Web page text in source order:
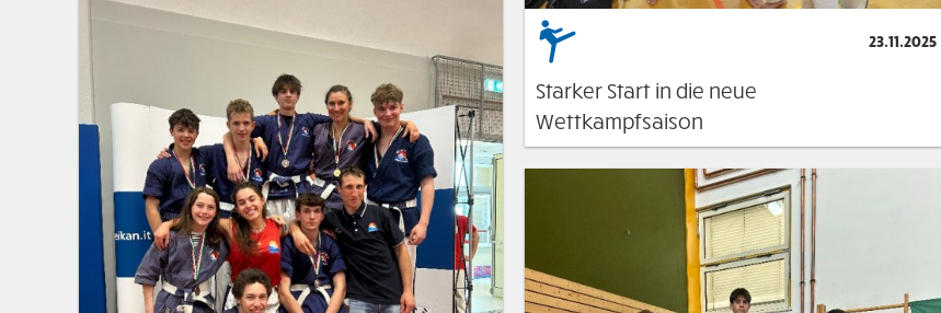
23.11.2025
Starker Start in die neue
Wettkampfsaison